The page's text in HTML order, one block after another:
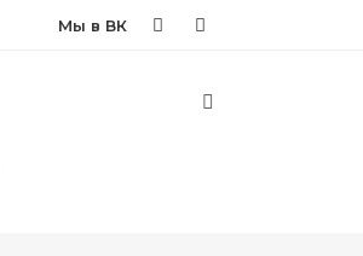
Мы в ВК